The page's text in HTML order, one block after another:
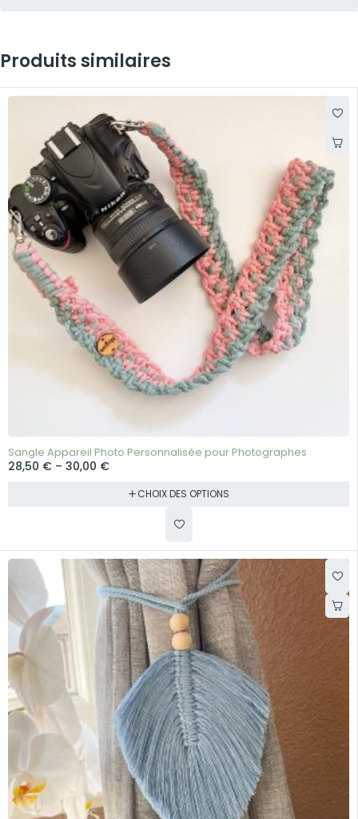
Produits similaires
Sangle Appareil Photo Personnalisée pour Photographes
28,50 € – 30,00 €
CHOIX DES OPTIONS